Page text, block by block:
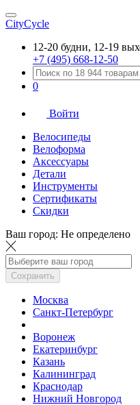
CityCycle
12-20 будни, 12-19
+7 (495) 668-12-50
0
Войти
Велосипеды
Велоформа
Аксессуары
Детали
Инструменты
Сертификаты
Скидки
Ваш город: Не определено
Сохранить
Москва
Санкт-Петербург
Воронеж
Екатеринбург
Казань
Калининград
Краснодар
Нижний Новгород